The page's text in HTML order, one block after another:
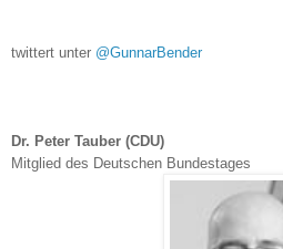
twittert unter @GunnarBender
Dr. Peter Tauber (CDU)
Mitglied des Deutschen Bundestages